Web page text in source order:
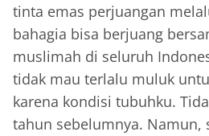
tinta emas perjuangan
bahagia bisa berjuang
muslimah di seluruh
tidak mau terlalu muluk
karena kondisi tubuhku.
tahun sebelumnya. Namun,